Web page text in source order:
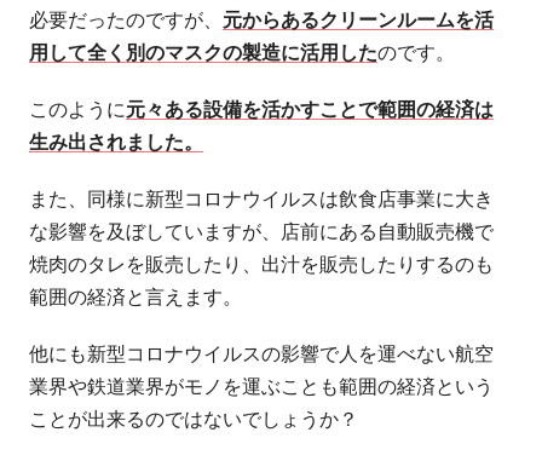
必要だったのですが、 元からあるクリーンルームを活
用して全く別のマスクの製造に活用したのです。
このように元々ある設備を活かすことで範囲の経済は
生み出されました。
また、同様に新型コロナウイルスは飲食店事業に大き
な影響を及ぼしていますが、店前にある自動販売機で
焼肉のタレを販売したり、出汁を販売したりするのも
範囲の経済と言えます。
他にも新型コロナウイルスの影響で人を運べない航空
業界や鉄道業界がモノを運ぶことも範囲の経済という
ことが出来るのではないでしょうか？